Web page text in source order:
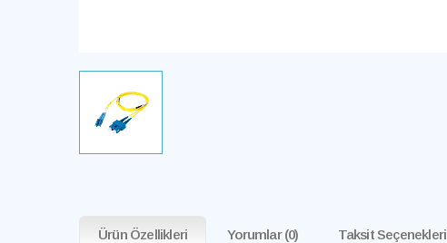
Ürün Özellikleri Yorumlar(0) Taksit Seçenekleri